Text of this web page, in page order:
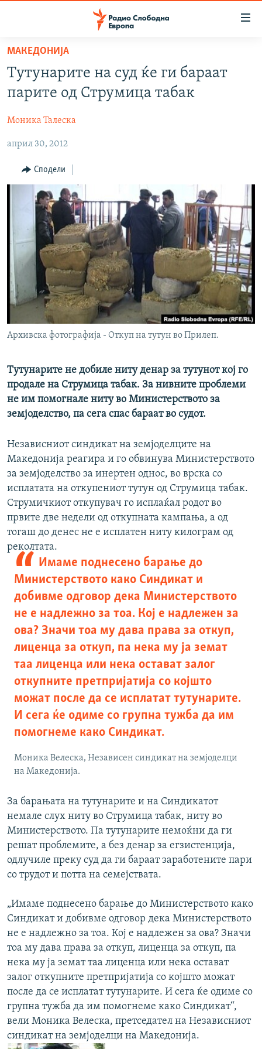
Оди
содржината
Оди
главната
Премини
СВЕТ
ВИЗУЕЛНО
ВЕСТИ
ШТО ТРЕБА ДА ЗНАЕТЕ
ПРИЈАВИ СЕ ЗА ЊУЗЛЕТЕР
ПОДКАСТ ЗОШТО?
СЛЕДЕТЕ НЕ
РСЕ веб страници
МАКЕДОНИЈА
Тутунарите на суд ќе ги бараат
парите од Струмица табак
Моника Талеска
април 30, 2012
Сподели
Архивска фотографија - Откуп на тутун во Прилеп.
Тутунарите не добиле ниту денар за тутунот кој го
продале на Струмица табак. За нивните проблеми
не им помогнале ниту во Министерството за
земјоделство, па сега спас бараат во судот.
Независниот синдикат на земјоделците на
Македонија реагира и го обвинува Министерството
за земјоделство за инертен однос, во врска со
исплатата на откупениот тутун од Струмица табак.
Струмичкиот откупувач го исплаќал родот во
првите две недели од откупната кампања, а од
тогаш до денес не е исплатен ниту килограм од
реколтата.
Имаме поднесено барање до
Министерството како Синдикат и
добивме одговор дека Министерството
не е надлежно за тоа. Кој е надлежен за
ова? Значи тоа му дава права за откуп,
лиценца за откуп, па нека му ја земат
таа лиценца или нека остават залог
откупните претпријатија со којшто
можат после да се исплатат тутунарите.
И сега ќе одиме со групна тужба да им
помогнеме како Синдикат.
Моника Велеска, Независeн синдикат на земјоделци
на Македонија.
За барањата на тутунарите и на Синдикатот
немале слух ниту во Струмица табак, ниту во
Министерството. Па тутунарите немоќни да ги
решат проблемите, а без денар за егзистенција,
одлучиле преку суд да ги бараат заработените пари
со трудот и потта на семејствата.
„Имаме поднесено барање до Министерството како
Синдикат и добивме одговор дека Министерството
не е надлежно за тоа. Кој е надлежен за ова? Значи
тоа му дава права за откуп, лиценца за откуп, па
нека му ја земат таа лиценца или нека остават
залог откупните претпријатија со којшто можат
после да се исплатат тутунарите. И сега ќе одиме со
групна тужба да им помогнеме како Синдикат“,
вели Моника Велеска, претседател на Независниот
синдикат на земјоделци на Македонија.